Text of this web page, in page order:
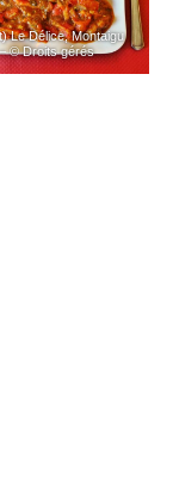
Le Délice, Montaigu
© Droits gérés